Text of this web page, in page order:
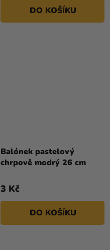
DO KOŠÍKU
Balónek pastelový
chrpově modrý 26 cm
3 Kč
DO KOŠÍKU